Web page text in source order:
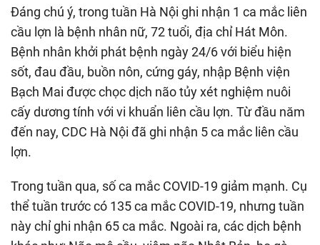
Đáng chú ý, trong tuần Hà Nội ghi nhận 1 ca mắc liên
cầu lợn là bệnh nhân nữ, 72 tuổi, địa chỉ Hát Môn.
Bệnh nhân khởi phát bệnh ngày 24/6 với biểu hiện
sốt, đau đầu, buồn nôn, cứng gáy, nhập Bệnh viện
Bạch Mai được chọc dịch não tủy xét nghiệm nuôi
cấy dương tính với vi khuẩn liên cầu lợn. Từ đầu năm
đến nay, CDC Hà Nội đã ghi nhận 5 ca mắc liên cầu
lợn.
Trong tuần qua, số ca mắc COVID-19 giảm mạnh. Cụ
thể tuần trước có 135 ca mắc COVID-19, nhưng tuần
này chỉ ghi nhận 65 ca mắc. Ngoài ra, các dịch bệnh